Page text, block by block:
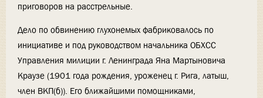
приговоров на расстрельные.
Дело по обвинению глухонемых фабриковалось по
инициативе и под руководством начальника ОБХСС
Управления милиции г. Ленинграда Яна Мартыновича
Краузе (1901 года рождения, уроженец г. Рига, латыш,
член ВКП(б)). Его ближайшими помощниками,